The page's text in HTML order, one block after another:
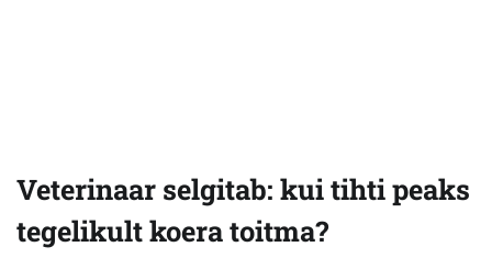
Veterinaar selgitab: kui tihti peaks
tegelikult koera toitma?